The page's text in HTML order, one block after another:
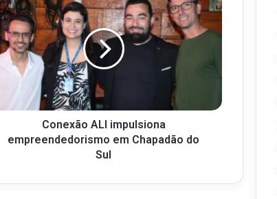
Conexão ALI impulsiona
empreendedorismo em Chapadão do
Sul